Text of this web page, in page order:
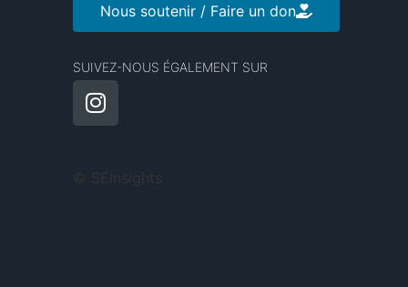
Nous soutenir / Faire un don
SUIVEZ-NOUS ÉGALEMENT SUR
©